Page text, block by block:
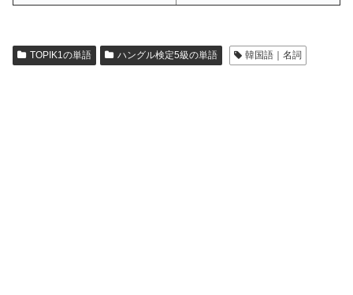
TOPIK1の単語 ハングル検定5級の単語 韓国語｜名詞